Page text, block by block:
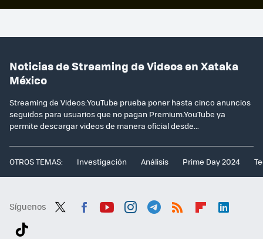
Noticias de Streaming de Videos en Xataka
México
Streaming de Videos:YouTube prueba poner hasta cinco anuncios
seguidos para usuarios que no pagan Premium.YouTube ya
permite descargar videos de manera oficial desde...
OTROS TEMAS: Investigación Análisis Prime Day 2024
Síguenos